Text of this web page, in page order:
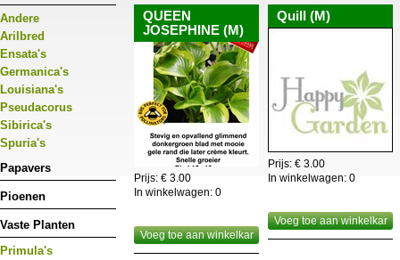
Andere
Arilbred
Ensata's
Germanica's
Louisiana's
Pseudacorus
Sibirica's
Spuria's
Papavers
Pioenen
Vaste Planten
Primula's
QUEEN
JOSEPHINE (M)
Prijs: € 3.00
In winkelwagen: 0
Voeg toe aan winkelkar
Quill (M)
Prijs: € 3.00
In winkelwagen: 0
Voeg toe aan winkelkar